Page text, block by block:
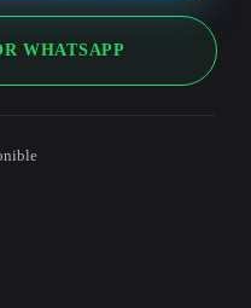
WHATSAPP